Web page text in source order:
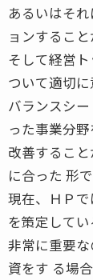
あるいはそ
ョンすること
そして経営
ついて適切に
バランスシ
った事業分
改善するこ
に合った 形
現在、ＨＰ
を策定してい
非常に重要
資をす る場